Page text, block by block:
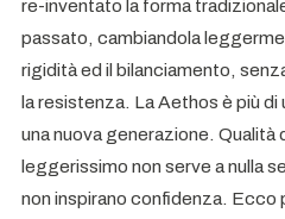
re-inventato la forma
passato, cambiandola
rigidità ed il bilanciamento,
la resistenza. La Aethos è più di
una nuova generazione. Qualità
leggerissimo non serve a nulla
non inspirano confidenza. Ecco